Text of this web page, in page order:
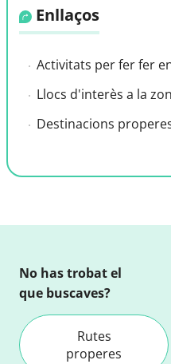
Enllaços
Activitats per fer fer
Llocs d'interès a la
Destinacions
No has trobat el
que buscaves?
Rutes
properes